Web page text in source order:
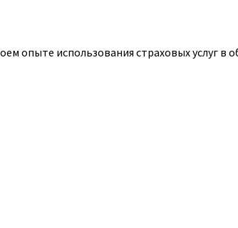
использования страховых услуг в